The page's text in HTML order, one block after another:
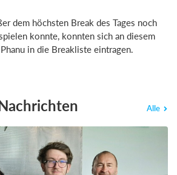
dem höchsten Break des Tages noch
konnte, konnten sich an diesem
in die Breakliste eintragen.
Alle